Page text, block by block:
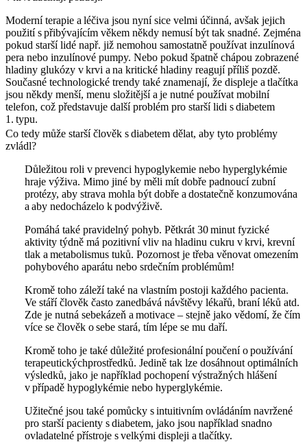
Moderní terapie a léčiva jsou nyní sice velmi účinná, avšak jejich
použití s přibývajícím věkem někdy nemusí být tak snadné. Zejména
pokud starší lidé např. již nemohou samostatně používat inzulínová
pera nebo inzulínové pumpy. Nebo pokud špatně chápou zobrazené
hladiny glukózy v krvi a na kritické hladiny reagují příliš pozdě.
Současné technologické trendy také znamenají, že displeje a tlačítka
jsou někdy menší, menu složitější a je nutné používat mobilní
telefon, což představuje další problém pro starší lidi s diabetem
1. typu.
Co tedy může starší člověk s diabetem dělat, aby tyto problémy
zvládl?
Důležitou roli v prevenci hypoglykemie nebo hyperglykémie
hraje výživa. Mimo jiné by měli mít dobře padnoucí zubní
protézy, aby strava mohla být dobře a dostatečně konzumována
a aby nedocházelo k podvýživě.
Pomáhá také pravidelný pohyb. Pětkrát 30 minut fyzické
aktivity týdně má pozitivní vliv na hladinu cukru v krvi, krevní
tlak a metabolismus tuků. Pozornost je třeba věnovat omezením
pohybového aparátu nebo srdečním problémům!
Kromě toho záleží také na vlastním postoji každého pacienta.
Ve stáří člověk často zanedbává návštěvy lékařů, braní léků atd.
Zde je nutná sebekázeň a motivace – stejně jako vědomí, že čím
více se člověk o sebe stará, tím lépe se mu daří.
Kromě toho je také důležité profesionální poučení o používání
terapeutickýchprostředků. Jedině tak lze dosáhnout optimálních
výsledků, jako je například pochopení výstražných hlášení
v případě hypoglykémie nebo hyperglykémie.
Užitečné jsou také pomůcky s intuitivním ovládáním navržené
pro starší pacienty s diabetem, jako jsou například snadno
ovladatelné přístroje s velkými displeji a tlačítky.